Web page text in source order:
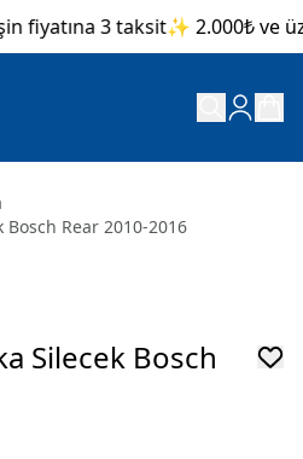
fiyatına 3 taksit✨ 2.000₺ ve
Rear 2010-2016
Silecek Bosch